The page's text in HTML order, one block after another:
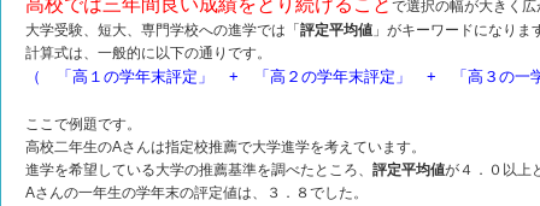
高校では三年間良い成績をとり続けること で選択の幅が大きく
大学受験、短大、専門学校への進学では「 評定平均値 」がキーワードになりま
計算式は、一般的に以下の通りです。
（ 「高１の学年末評定」 + 「高２の学年末評定」 + 「高３の
ここで例題です。
高校二年生のAさんは指定校推薦で大学進学を考えています。
進学を希望している大学の推薦基準を調べたところ、 評定平均値が４．０以上
Aさんの一年生の学年末の評定値は、３．８でした。